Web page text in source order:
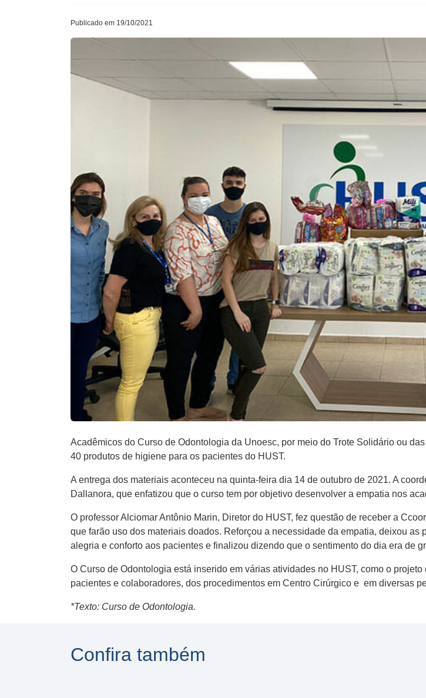
Publicado em 19/10/2021
Acadêmicos do Curso de Odontologia da Unoesc, por meio do Trote Solidário ou
40 produtos de higiene para os pacientes do HUST.
A entrega dos materiais aconteceu na quinta-feira dia 14 de outubro de 2021. A
Dallanora, que enfatizou que o curso tem por objetivo desenvolver a empatia nos
O professor Alciomar Antônio Marin, Diretor do HUST, fez questão de receber a
que farão uso dos materiais doados. Reforçou a necessidade da empatia, deixou
alegria e conforto aos pacientes e finalizou dizendo que o sentimento do dia era de
O Curso de Odontologia está inserido em várias atividades no HUST, como o
pacientes e colaboradores, dos procedimentos em Centro Cirúrgico e em diversas
*Texto: Curso de Odontologia.
Confira também